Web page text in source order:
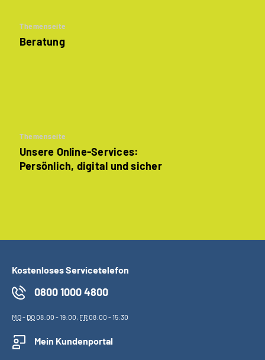
Themenseite
Beratung
Themenseite
Unsere Online-Services:
Persönlich, digital und sicher
Kostenloses Servicetelefon
0800 1000 4800
MO- DO08:00 - 19:00, FR08:00 - 15:30
Mein Kundenportal